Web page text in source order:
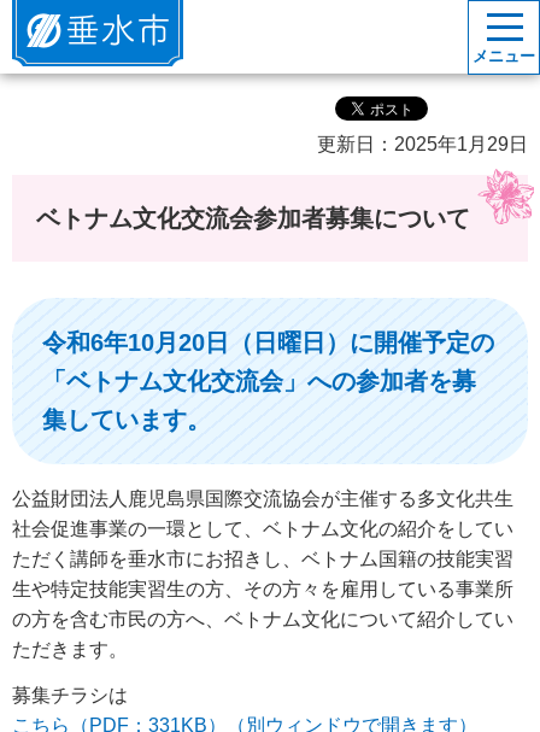
垂水市
メニュー
更新日：2025年1月29日
ベトナム文化交流会参加者募集について
令和6年10月20日（日曜日）に開催予定の
「ベトナム文化交流会」への参加者を募
集しています。
公益財団法人鹿児島県国際交流協会が主催する多文化共生
社会促進事業の一環として、ベトナム文化の紹介をしてい
ただく講師を垂水市にお招きし、ベトナム国籍の技能実習
生や特定技能実習生の方、その方々を雇用している事業所
の方を含む市民の方へ、ベトナム文化について紹介してい
ただきます。
募集チラシは
こちら（PDF：331KB）（別ウィンドウで開きます）